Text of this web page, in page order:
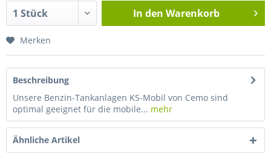
In den Warenkorb
Merken
Beschreibung
Unsere Benzin-Tankanlagen KS-Mobil von Cemo sind
optimal geeignet für die mobile... mehr
Ähnliche Artikel